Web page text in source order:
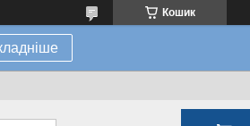
Кошик